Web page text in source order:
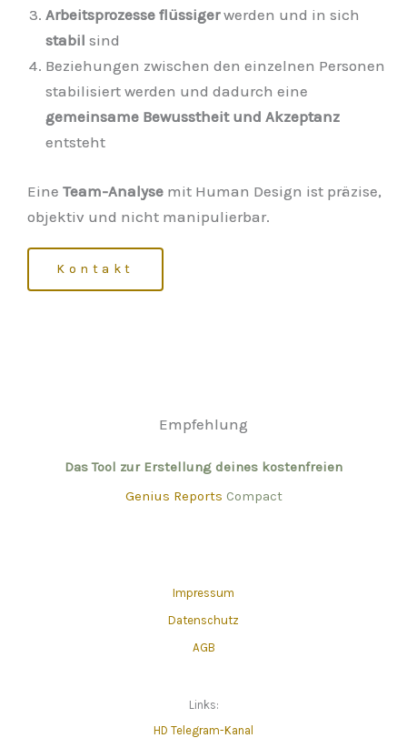
Arbeitsprozesse flüssigerwerden und in sich
stabil sind
Beziehungen zwischen den einzelnen Personen
stabilisiert werden und dadurch eine
gemeinsame Bewusstheit und Akzeptanz
entsteht
Eine Team-Analyse mit Human Design ist präzise,
objektiv und nicht manipulierbar.
Kontakt
Empfehlung
Das Tool zur Erstellung deines kostenfreien
Genius Reports Compact
Impressum
Datenschutz
AGB
Links:
HD Telegram-Kanal